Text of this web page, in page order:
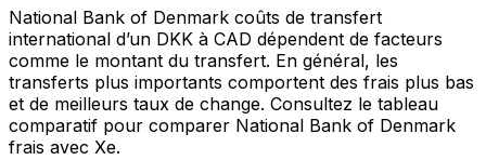
National Bank of Denmark coûts de transfert
international d’un DKK à CAD dépendent de facteurs
comme le montant du transfert. En général, les
transferts plus importants comportent des frais plus bas
et de meilleurs taux de change. Consultez le tableau
comparatif pour comparer National Bank of Denmark
frais avec Xe.